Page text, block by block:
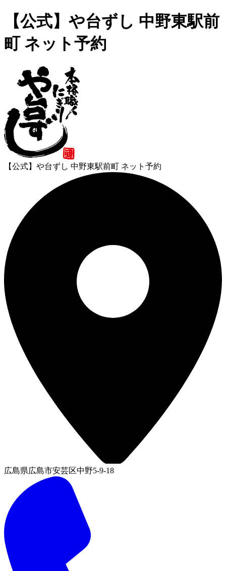
【公式】や台ずし 中野東駅前
町 ネット予約
【公式】や台ずし 中野東駅前町 ネット予約
広島県広島市安芸区中野5-9-18